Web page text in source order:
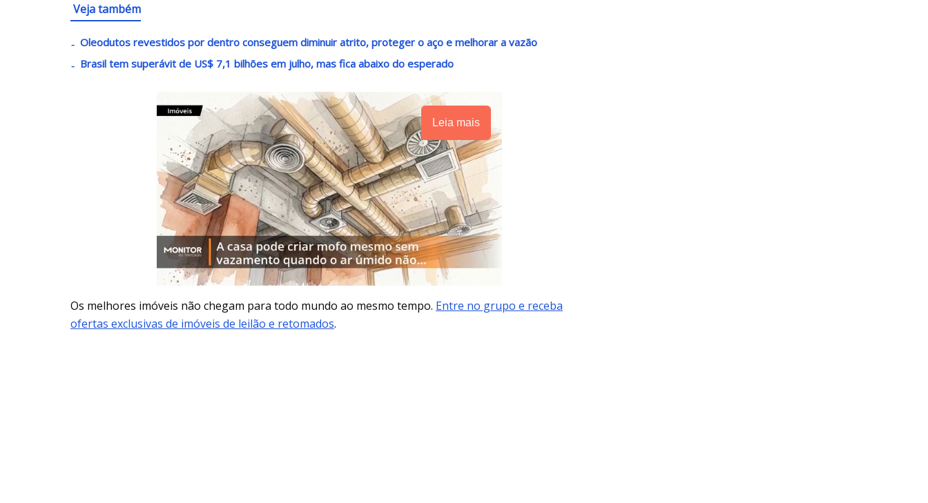
Veja também
Oleodutos revestidos por dentro conseguem diminuir atrito, proteger o aço e melhorar a vazão
Brasil tem superávit de US$ 7,1 bilhões em julho, mas fica abaixo do esperado
Leia mais
Os melhores imóveis não chegam para todo mundo ao mesmo tempo. Entre no grupo e receba
ofertas exclusivas de imóveis de leilão e retomados.